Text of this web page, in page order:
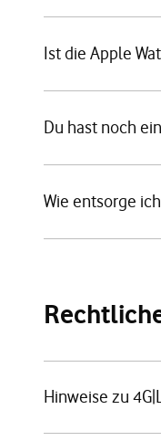
Ist die Apple
Du hast noch
Wie entsorge
Hinweise zu